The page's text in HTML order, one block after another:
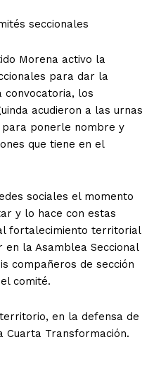
seccionales
Morena activo la
para dar la
los
acudieron a las urnas
para ponerle nombre y
que tiene en el
sociales el momento
y lo hace con estas
fortalecimiento territorial
la Asamblea Seccional
compañeros de sección
comité.
en la defensa de
Cuarta Transformación.